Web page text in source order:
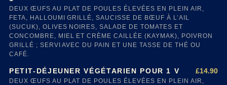
DEUX ŒUFS AU PLAT DE POULES ÉLEVÉES EN PLEIN AIR,
FETA, HALLOUMI GRILLÉ, SAUCISSE DE BŒUF À L’AIL
(SUCUK), OLIVES NOIRES, SALADE DE TOMATES ET
CONCOMBRE, MIEL ET CRÈME CAILLÉE (KAYMAK), POIVRON
GRILLÉ ; SERVI AVEC DU PAIN ET UNE TASSE DE THÉ OU
CAFÉ.
PETIT-DÉJEUNER VÉGÉTARIEN POUR 1 V £14.90
DEUX ŒUFS AU PLAT DE POULES ÉLEVÉES EN PLEIN AIR,